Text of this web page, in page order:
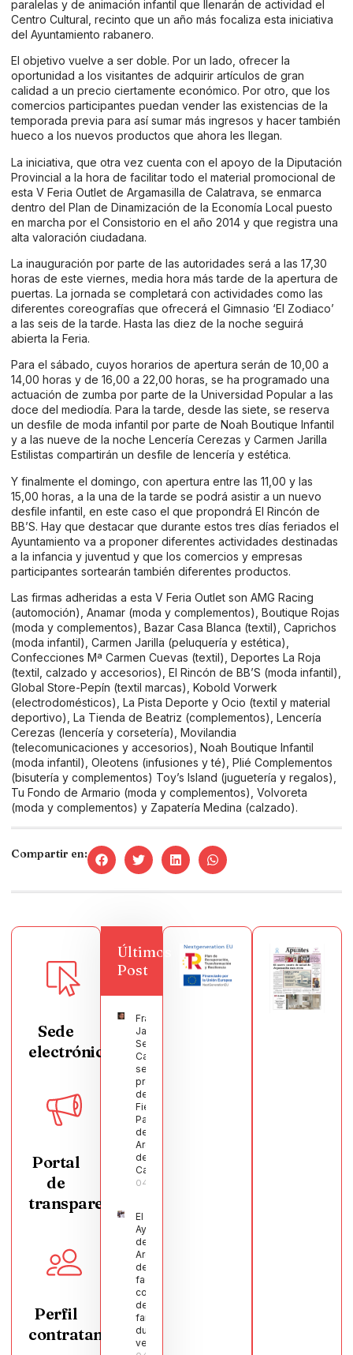
paralelas y de animación infantil que llenarán de actividad el
Centro Cultural, recinto que un año más focaliza esta iniciativa
del Ayuntamiento rabanero.
El objetivo vuelve a ser doble. Por un lado, ofrecer la
oportunidad a los visitantes de adquirir artículos de gran
calidad a un precio ciertamente económico. Por otro, que los
comercios participantes puedan vender las existencias de la
temporada previa para así sumar más ingresos y hacer también
hueco a los nuevos productos que ahora les llegan.
La iniciativa, que otra vez cuenta con el apoyo de la Diputación
Provincial a la hora de facilitar todo el material promocional de
esta V Feria Outlet de Argamasilla de Calatrava, se enmarca
dentro del Plan de Dinamización de la Economía Local puesto
en marcha por el Consistorio en el año 2014 y que registra una
alta valoración ciudadana.
La inauguración por parte de las autoridades será a las 17,30
horas de este viernes, media hora más tarde de la apertura de
puertas. La jornada se completará con actividades como las
diferentes coreografías que ofrecerá el Gimnasio ‘El Zodiaco’
a las seis de la tarde. Hasta las diez de la noche seguirá
abierta la Feria.
Para el sábado, cuyos horarios de apertura serán de 10,00 a
14,00 horas y de 16,00 a 22,00 horas, se ha programado una
actuación de zumba por parte de la Universidad Popular a las
doce del mediodía. Para la tarde, desde las siete, se reserva
un desfile de moda infantil por parte de Noah Boutique Infantil
y a las nueve de la noche Lencería Cerezas y Carmen Jarilla
Estilistas compartirán un desfile de lencería y estética.
Y finalmente el domingo, con apertura entre las 11,00 y las
15,00 horas, a la una de la tarde se podrá asistir a un nuevo
desfile infantil, en este caso el que propondrá El Rincón de
BB’S. Hay que destacar que durante estos tres días feriados el
Ayuntamiento va a proponer diferentes actividades destinadas
a la infancia y juventud y que los comercios y empresas
participantes sortearán también diferentes productos.
Las firmas adheridas a esta V Feria Outlet son AMG Racing
(automoción), Anamar (moda y complementos), Boutique Rojas
(moda y complementos), Bazar Casa Blanca (textil), Caprichos
(moda infantil), Carmen Jarilla (peluquería y estética),
Confecciones Mª Carmen Cuevas (textil), Deportes La Roja
(textil, calzado y accesorios), El Rincón de BB’S (moda infantil),
Global Store-Pepín (textil marcas), Kobold Vorwerk
(electrodomésticos), La Pista Deporte y Ocio (textil y material
deportivo), La Tienda de Beatriz (complementos), Lencería
Cerezas (lencería y corsetería), Movilandia
(telecomunicaciones y accesorios), Noah Boutique Infantil
(moda infantil), Oleotens (infusiones y té), Plié Complementos
(bisutería y complementos) Toy’s Island (juguetería y regalos),
Tu Fondo de Armario (moda y complementos), Volvoreta
(moda y complementos) y Zapatería Medina (calzado).
Compartir en:
Sede
electrónica
Portal
de
transparencia
Perfil
contratante
Últimos
Post
Francisco
Javier
Segura
Castellanos
será el
pregonero
de las
Fiestas
Patronales
de
Argamasilla
de
Calatrava
04/08/2026
El
Ayuntamiento
de
Argamasilla
de Calatrava
facilita la
conciliación
de 200
familias
durante el
verano